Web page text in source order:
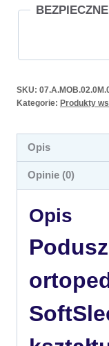
M
SKU:
Kategorie: Produkty
Opis
Opinie (0)
Opis